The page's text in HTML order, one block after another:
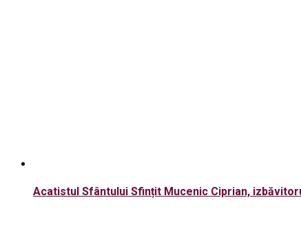
Acatistul Sfântului Sfințit Mucenic Ciprian,